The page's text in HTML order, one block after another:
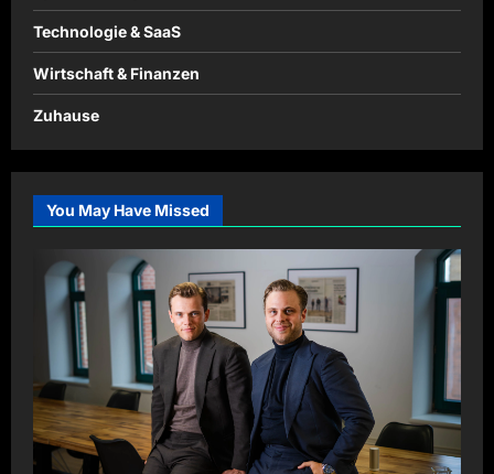
Technologie & SaaS
Wirtschaft & Finanzen
Zuhause
You May Have Missed